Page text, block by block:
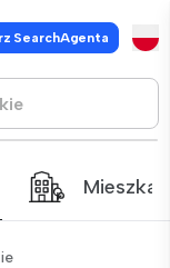
SearchAgenta